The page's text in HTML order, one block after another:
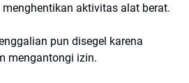
aktivitas alat berat.
pun disegel karena
mengantongi izin.